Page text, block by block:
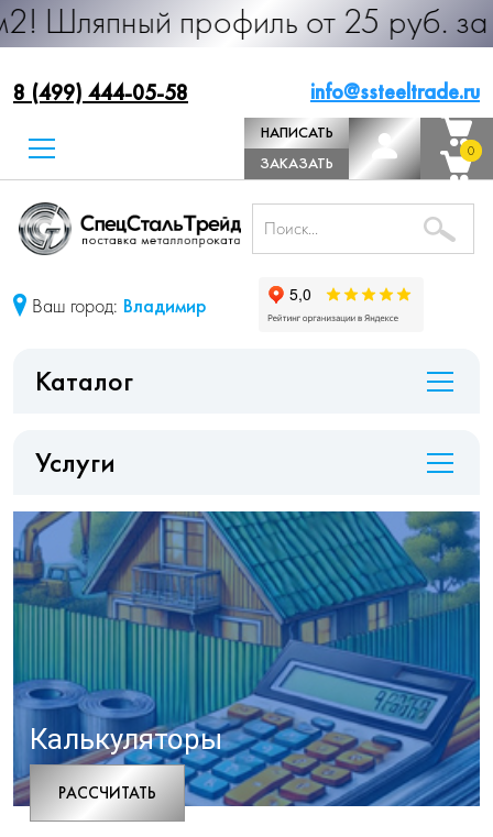
профиль от 25 руб. за м.п.
8 (499) 444-05-58 info@ssteeltrade.ru
НАПИСАТЬ
ДИРЕКТОРУ
ЗАКАЗАТЬ
ЗВОНОК
0
0
Ваш город: Владимир
Каталог
Услуги
Калькуляторы
РАCСЧИТАТЬ